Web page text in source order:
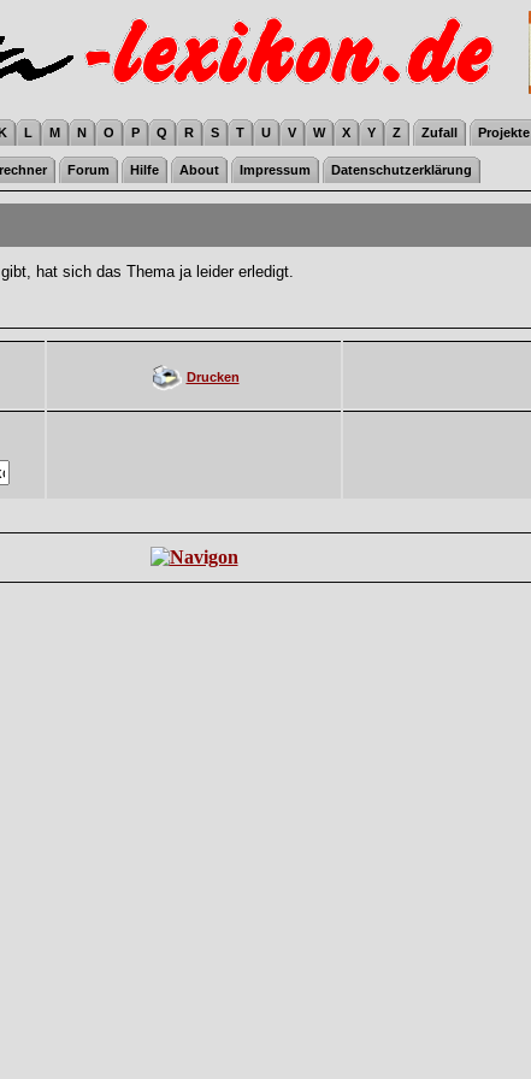
L M N O P Q R S T U V W X Y Z Zufall Projekte
Forum Hilfe About Impressum Datenschutzerklärung
hat sich das Thema ja leider erledigt.
Drucken